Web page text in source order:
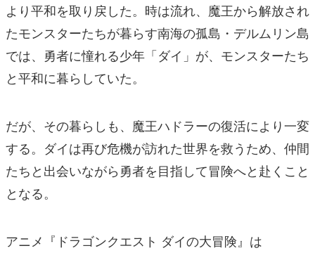
より平和を取り戻した。時は流れ、魔王から解放され
たモンスターたちが暮らす南海の孤島・デルムリン島
では、勇者に憧れる少年「ダイ」が、モンスターたち
と平和に暮らしていた。
だが、その暮らしも、魔王ハドラーの復活により一変
する。ダイは再び危機が訪れた世界を救うため、仲間
たちと出会いながら勇者を目指して冒険へと赴くこと
となる。
アニメ『ドラゴンクエスト ダイの大冒険』は